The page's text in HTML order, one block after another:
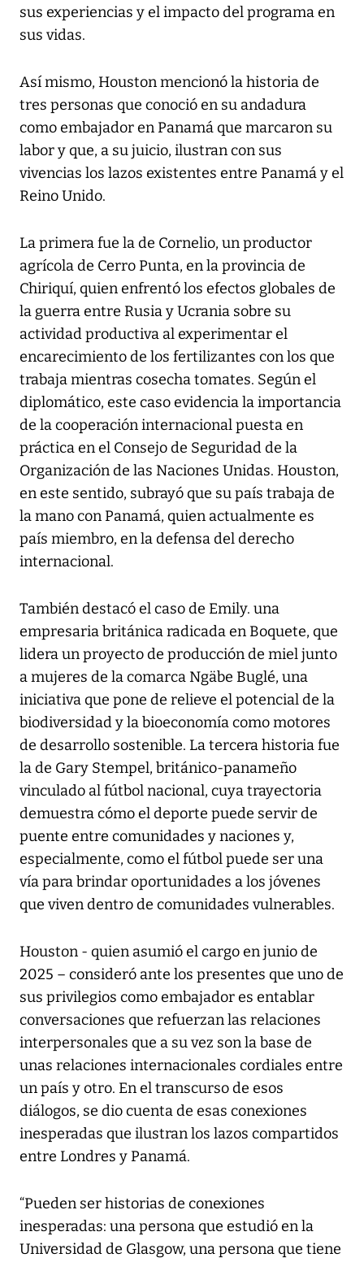
sus experiencias y el impacto del programa en
sus vidas.
Así mismo, Houston mencionó la historia de
tres personas que conoció en su andadura
como embajador en Panamá que marcaron su
labor y que, a su juicio, ilustran con sus
vivencias los lazos existentes entre Panamá y el
Reino Unido.
La primera fue la de Cornelio, un productor
agrícola de Cerro Punta, en la provincia de
Chiriquí, quien enfrentó los efectos globales de
la guerra entre Rusia y Ucrania sobre su
actividad productiva al experimentar el
encarecimiento de los fertilizantes con los que
trabaja mientras cosecha tomates. Según el
diplomático, este caso evidencia la importancia
de la cooperación internacional puesta en
práctica en el Consejo de Seguridad de la
Organización de las Naciones Unidas. Houston,
en este sentido, subrayó que su país trabaja de
la mano con Panamá, quien actualmente es
país miembro, en la defensa del derecho
internacional.
También destacó el caso de Emily. una
empresaria británica radicada en Boquete, que
lidera un proyecto de producción de miel junto
a mujeres de la comarca Ngäbe Buglé, una
iniciativa que pone de relieve el potencial de la
biodiversidad y la bioeconomía como motores
de desarrollo sostenible. La tercera historia fue
la de Gary Stempel, británico-panameño
vinculado al fútbol nacional, cuya trayectoria
demuestra cómo el deporte puede servir de
puente entre comunidades y naciones y,
especialmente, como el fútbol puede ser una
vía para brindar oportunidades a los jóvenes
que viven dentro de comunidades vulnerables.
Houston - quien asumió el cargo en junio de
2025 – consideró ante los presentes que uno de
sus privilegios como embajador es entablar
conversaciones que refuerzan las relaciones
interpersonales que a su vez son la base de
unas relaciones internacionales cordiales entre
un país y otro. En el transcurso de esos
diálogos, se dio cuenta de esas conexiones
inesperadas que ilustran los lazos compartidos
entre Londres y Panamá.
“Pueden ser historias de conexiones
inesperadas: una persona que estudió en la
Universidad de Glasgow, una persona que tiene